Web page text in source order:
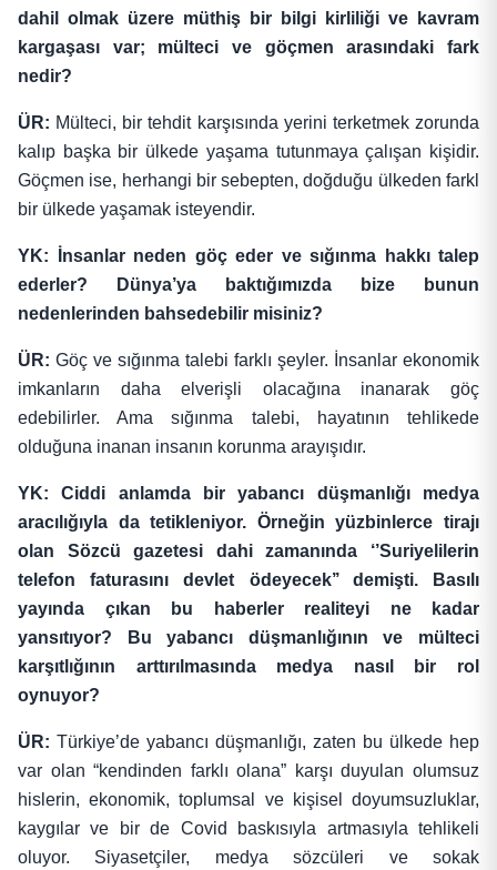
dahil olmak üzere müthiş bir bilgi kirliliği ve kavram
kargaşası var; mülteci ve göçmen arasındaki fark
nedir?
ÜR: Mülteci, bir tehdit karşısında yerini terketmek zorunda
kalıp başka bir ülkede yaşama tutunmaya çalışan kişidir.
Göçmen ise, herhangi bir sebepten, doğduğu ülkeden farkl
bir ülkede yaşamak isteyendir.
YK: İnsanlar neden göç eder ve sığınma hakkı talep
ederler? Dünya’ya baktığımızda bize bunun
nedenlerinden bahsedebilir misiniz?
ÜR: Göç ve sığınma talebi farklı şeyler. İnsanlar ekonomik
imkanların daha elverişli olacağına inanarak göç
edebilirler. Ama sığınma talebi, hayatının tehlikede
olduğuna inanan insanın korunma arayışıdır.
YK: Ciddi anlamda bir yabancı düşmanlığı medya
aracılığıyla da tetikleniyor. Örneğin yüzbinlerce tirajı
olan Sözcü gazetesi dahi zamanında ‘’Suriyelilerin
telefon faturasını devlet ödeyecek’’ demişti. Basılı
yayında çıkan bu haberler realiteyi ne kadar
yansıtıyor? Bu yabancı düşmanlığının ve mülteci
karşıtlığının arttırılmasında medya nasıl bir rol
oynuyor?
ÜR: Türkiye’de yabancı düşmanlığı, zaten bu ülkede hep
var olan “kendinden farklı olana” karşı duyulan olumsuz
hislerin, ekonomik, toplumsal ve kişisel doyumsuzluklar,
kaygılar ve bir de Covid baskısıyla artmasıyla tehlikeli
oluyor. Siyasetçiler, medya sözcüleri ve sokak